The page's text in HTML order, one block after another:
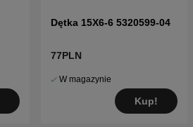
Dętka 15X6-6 5320599-04
77PLN
W magazynie
Kup!